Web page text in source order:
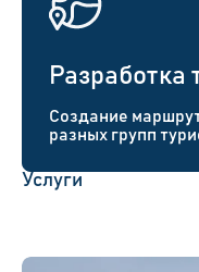
Разработка
Создание
разных групп
Услуги